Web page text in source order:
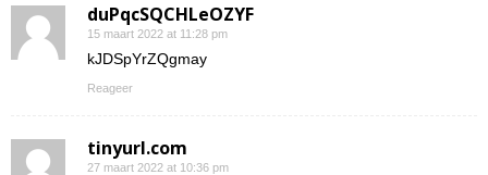
duPqcSQCHLeOZYF
15 maart 2022 at 11:28 pm
kJDSpYrZQgmay
Reageer
tinyurl.com
27 maart 2022 at 10:36 pm